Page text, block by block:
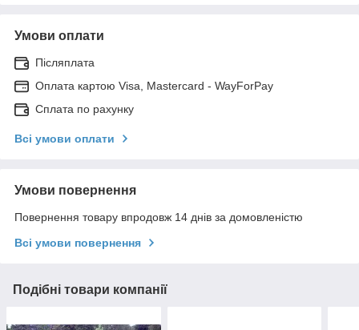
Умови оплати
Післяплата
Оплата картою Visa, Mastercard - WayForPay
Сплата по рахунку
Всі умови оплати
Умови повернення
Повернення товару впродовж 14 днів за домовленістю
Всі умови повернення
Подібні товари компанії